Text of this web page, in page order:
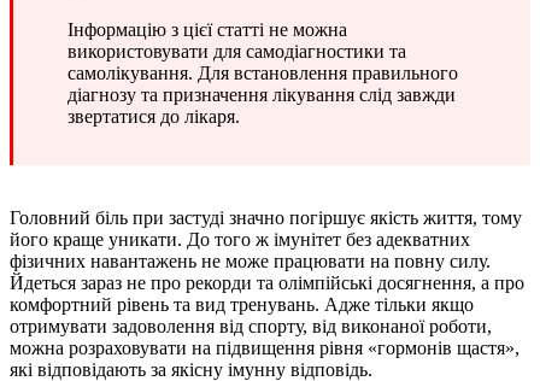
Інформацію з цієї статті не можна
використовувати для самодіагностики та
самолікування. Для встановлення правильного
діагнозу та призначення лікування слід завжди
звертатися до лікаря.
Головний біль при застуді значно погіршує якість життя, тому
його краще уникати. До того ж імунітет без адекватних
фізичних навантажень не може працювати на повну силу.
Йдеться зараз не про рекорди та олімпійські досягнення, а про
комфортний рівень та вид тренувань. Адже тільки якщо
отримувати задоволення від спорту, від виконаної роботи,
можна розраховувати на підвищення рівня «гормонів щастя»,
які відповідають за якісну імунну відповідь.